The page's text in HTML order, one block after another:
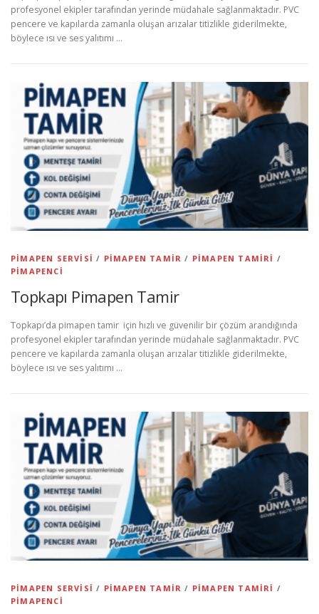
profesyonel ekipler tarafından yerinde müdahale sağlanmaktadır. PVC
pencere ve kapılarda zamanla oluşan arızalar titizlikle giderilmekte,
böylece ısı ve ses yalıtımı …
PIMAPEN SERVISI / PIMAPEN TAMIR / PIMAPEN TAMIRI /
PIMAPENCI
Topkapı Pimapen Tamir
Topkapı’da pimapen tamir için hızlı ve güvenilir bir çözüm arandığında
profesyonel ekipler tarafından yerinde müdahale sağlanmaktadır. PVC
pencere ve kapılarda zamanla oluşan arızalar titizlikle giderilmekte,
böylece ısı ve ses yalıtımı …
PIMAPEN SERVISI / PIMAPEN TAMIR / PIMAPEN TAMIRI /
PIMAPENCI